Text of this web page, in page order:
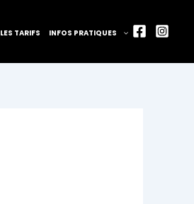
LES TARIFS INFOS PRATIQUES